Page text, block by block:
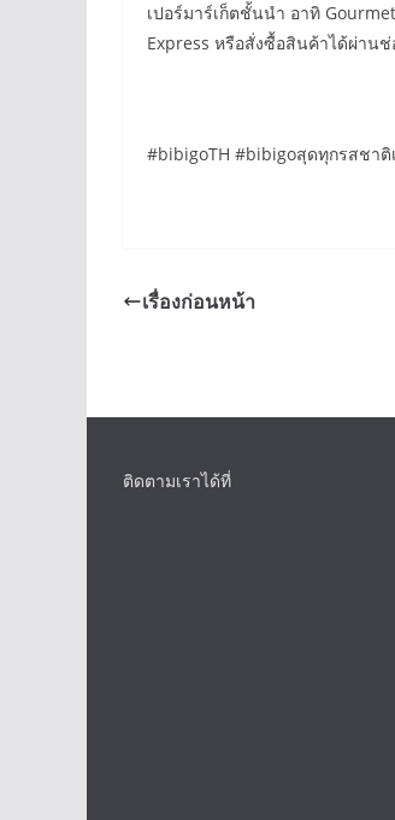
เปอร์มาร์เก็ตชั้นนำ อาทิ
Express หรือสั่งซื้อสินค้าได้ผ่าน
#bibigoTH #bibigoสุดทุกรสชา
เรื่องก่อนหน้า
ติดตามเราได้ที่